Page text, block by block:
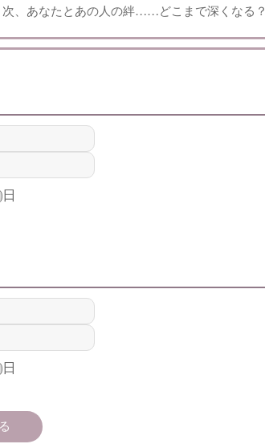
次、あなたとあの人の絆……どこまで深くなる？
日
日